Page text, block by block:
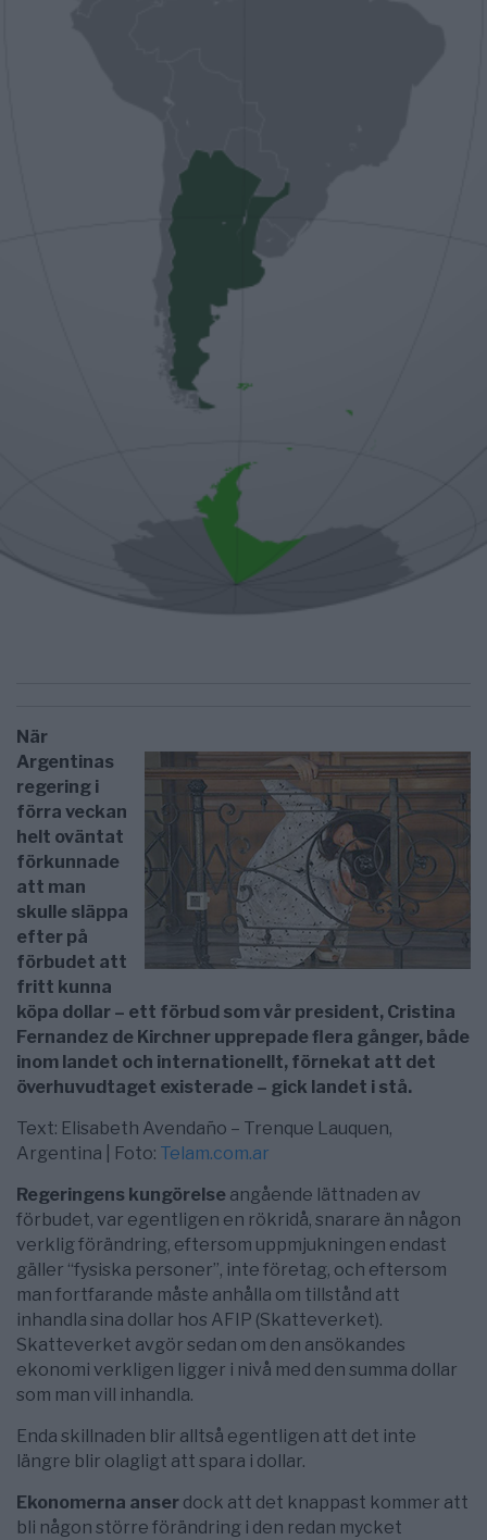
När
Argentinas
regering i
förra veckan
helt oväntat
förkunnade
att man
skulle släppa
efter på
förbudet att
fritt kunna
köpa dollar – ett förbud som vår president, Cristina
Fernandez de Kirchner upprepade flera gånger, både
inom landet och internationellt, förnekat att det
överhuvudtaget existerade – gick landet i stå.
Text: Elisabeth Avendaño – Trenque Lauquen,
Argentina | Foto: Telam.com.ar
Regeringens kungörelse angående lättnaden av
förbudet, var egentligen en rökridå, snarare än någon
verklig förändring, eftersom uppmjukningen endast
gäller “fysiska personer”, inte företag, och eftersom
man fortfarande måste anhålla om tillstånd att
inhandla sina dollar hos AFIP (Skatteverket).
Skatteverket avgör sedan om den ansökandes
ekonomi verkligen ligger i nivå med den summa dollar
som man vill inhandla.
Enda skillnaden blir alltså egentligen att det inte
längre blir olagligt att spara i dollar.
Ekonomerna anser dock att det knappast kommer att
bli någon större förändring i den redan mycket